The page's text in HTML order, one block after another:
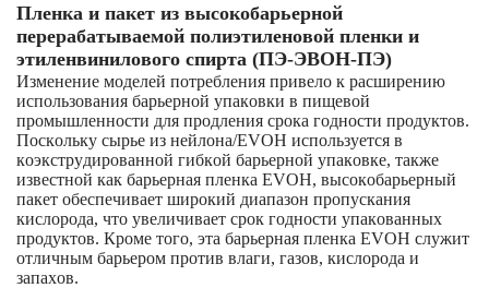
Пленка и пакет из высокобарьерной
перерабатываемой полиэтиленовой пленки и
этиленвинилового спирта (ПЭ-ЭВОН-ПЭ)
Изменение моделей потребления привело к расширению
использования барьерной упаковки в пищевой
промышленности для продления срока годности продуктов.
Поскольку сырье из нейлона/EVOH используется в
коэкструдированной гибкой барьерной упаковке, также
известной как барьерная пленка EVOH, высокобарьерный
пакет обеспечивает широкий диапазон пропускания
кислорода, что увеличивает срок годности упакованных
продуктов. Кроме того, эта барьерная пленка EVOH служит
отличным барьером против влаги, газов, кислорода и
запахов.